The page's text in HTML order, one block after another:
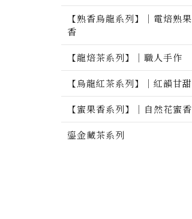
【熟香烏龍系列】｜電焙熟果
香
【龍焙茶系列】｜職人手作
【烏龍紅茶系列】｜紅韻甘甜
【蜜果香系列】｜自然花蜜香
鎏金藏茶系列